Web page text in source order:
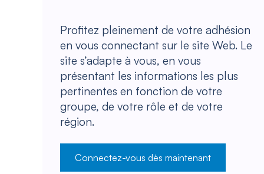
Profitez pleinement de votre adhésion
en vous connectant sur le site Web. Le
site s’adapte à vous, en vous
présentant les informations les plus
pertinentes en fonction de votre
groupe, de votre rôle et de votre
région.
Connectez-vous dès maintenant